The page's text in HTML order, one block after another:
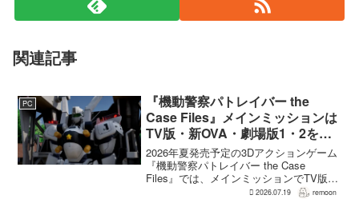
関連記事
PC
『機動警察パトレイバー the
Case Files』メインミッションは
TV版・新OVA・劇場版1・2をカ
バー。零式とヘルハウンドを動か
すため“アナザーサイドミッショ
ン”を実装
2026年夏発売予定の3Dアクションゲーム
『機動警察パトレイバー the Case
Files』では、メインミッションでTV版、
新OVA、劇場版第1作・第2作の範囲をカ
2026.07.19 remoon